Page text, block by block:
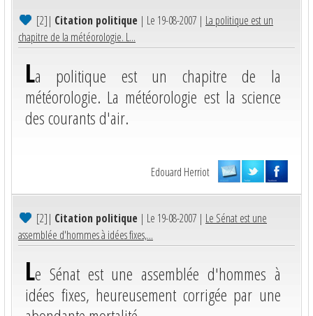
[2]| Citation politique | Le 19-08-2007 | La politique est un
chapitre de la météorologie. L...
La politique est un chapitre de la
météorologie. La météorologie est la science
des courants d'air.
Edouard Herriot
[2]| Citation politique | Le 19-08-2007 | Le Sénat est une
assemblée d'hommes à idées fixes,...
Le Sénat est une assemblée d'hommes à
idées fixes, heureusement corrigée par une